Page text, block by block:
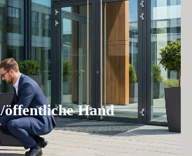
öffentliche Hand